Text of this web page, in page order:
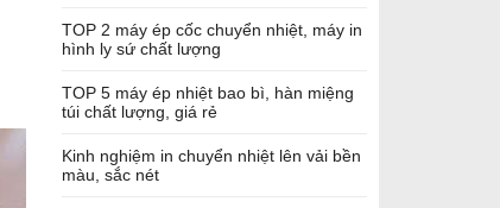
TOP 2 máy ép cốc chuyển nhiệt, máy in
hình ly sứ chất lượng
TOP 5 máy ép nhiệt bao bì, hàn miệng
túi chất lượng, giá rẻ
Kinh nghiệm in chuyển nhiệt lên vải bền
màu, sắc nét